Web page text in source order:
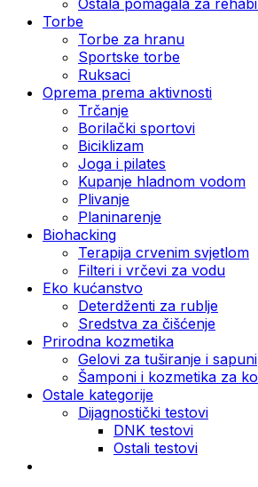
Torbe
Torbe za hranu
Sportske torbe
Ruksaci
Oprema prema aktivnosti
Trčanje
Borilački sportovi
Biciklizam
Joga i pilates
Kupanje hladnom vodom
Plivanje
Planinarenje
Biohacking
Terapija crvenim svjetlom
Filteri i vrčevi za vodu
Eko kućanstvo
Deterdženti za rublje
Sredstva za čišćenje
Prirodna kozmetika
Gelovi za tuširanje i sapuni
Šamponi i kozmetika za
Ostale kategorije
Dijagnostički testovi
DNK testovi
Ostali testovi